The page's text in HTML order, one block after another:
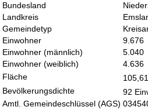
Bundesland
Landkreis
Gemeindetyp
Einwohner
9.676
Einwohner (männlich)
5.040
Einwohner (weiblich)
4.636
Fläche
Bevölkerungsdichte
92
Amtl. Gemeindeschlüssel (AGS)